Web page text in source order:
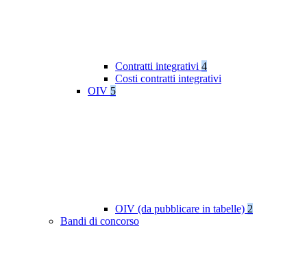
Contratti integrativi 4
Costi contratti integrativi
OIV 5
OIV (da pubblicare in tabelle) 2
Bandi di concorso